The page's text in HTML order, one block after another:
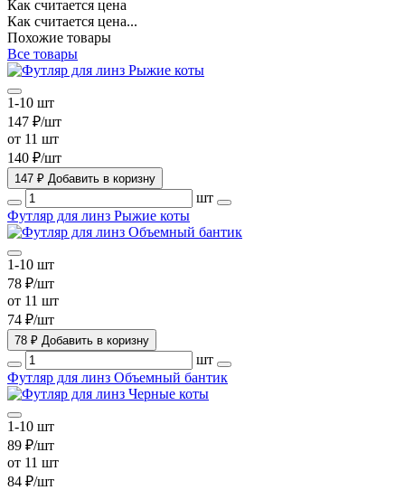
Как считается цена
Как считается цена...
Похожие товары
Все товары
1-10 шт
147 ₽/шт
от 11 шт
140 ₽/шт
147 ₽ Добавить в коризну
шт
Футляр для линз Рыжие коты
1-10 шт
78 ₽/шт
от 11 шт
74 ₽/шт
78 ₽ Добавить в коризну
шт
Футляр для линз Объемный бантик
1-10 шт
89 ₽/шт
от 11 шт
84 ₽/шт